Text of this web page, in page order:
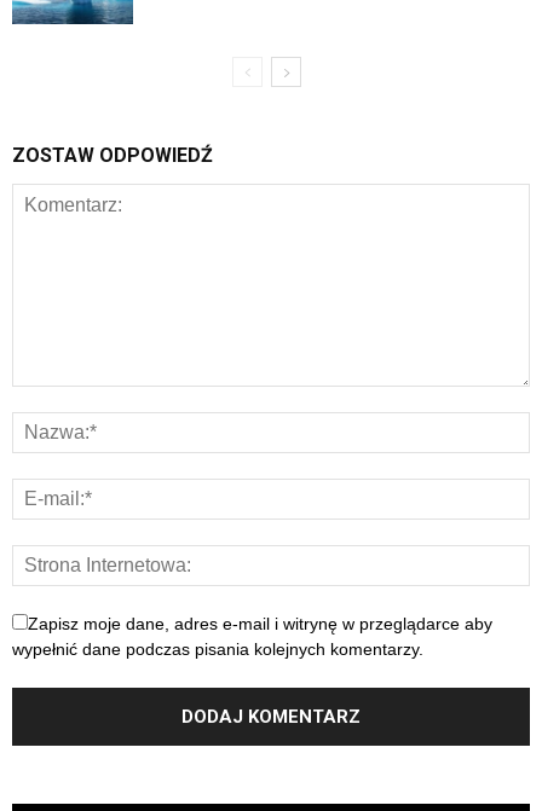
ZOSTAW ODPOWIEDŹ
Zapisz moje dane, adres e-mail i witrynę w przeglądarce aby
wypełnić dane podczas pisania kolejnych komentarzy.